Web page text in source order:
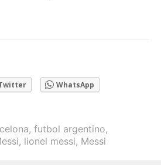
WhatsApp
, futbol argentino,
, lionel messi, Messi